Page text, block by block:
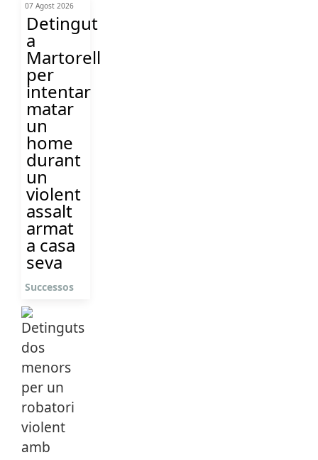
07 Agost 2026
Detingut
a
Martorell
per
intentar
matar
un
home
durant
un
violent
assalt
armat
a casa
seva
Successos